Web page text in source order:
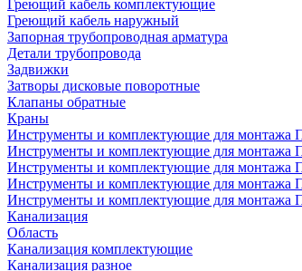
Греющий кабель комплектующие
Греющий кабель наружный
Запорная трубопроводная арматура
Детали трубопровода
Задвижки
Затворы дисковые поворотные
Клапаны обратные
Краны
Инструменты и комплектующие для монтажа
Инструменты и комплектующие для монтажа
Инструменты и комплектующие для монтажа
Инструменты и комплектующие для монтажа
Инструменты и комплектующие для
Канализация
Область
Канализация комплектующие
Канализация разное